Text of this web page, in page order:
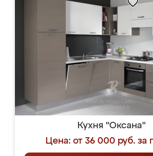
Кухня "Оксана"
Цена: от 36 000 руб. за